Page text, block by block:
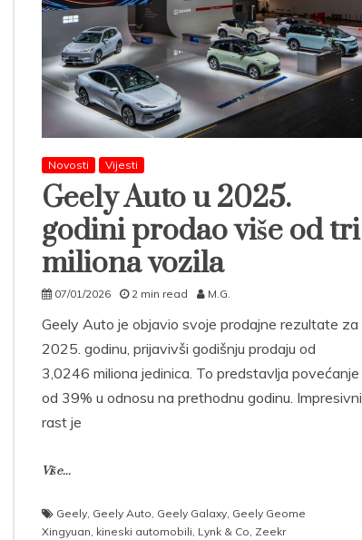
Novosti Vijesti
Geely Auto u 2025.
godini prodao više od tri
miliona vozila
07/01/2026 2 min read M.G.
Geely Auto je objavio svoje prodajne rezultate za
2025. godinu, prijavivši godišnju prodaju od
3,0246 miliona jedinica. To predstavlja povećanje
od 39% u odnosu na prethodnu godinu. Impresivni
rast je
Više...
Geely Geely Auto Geely Galaxy Geely Geome
Xingyuan kineski automobili Lynk & Co Zeekr